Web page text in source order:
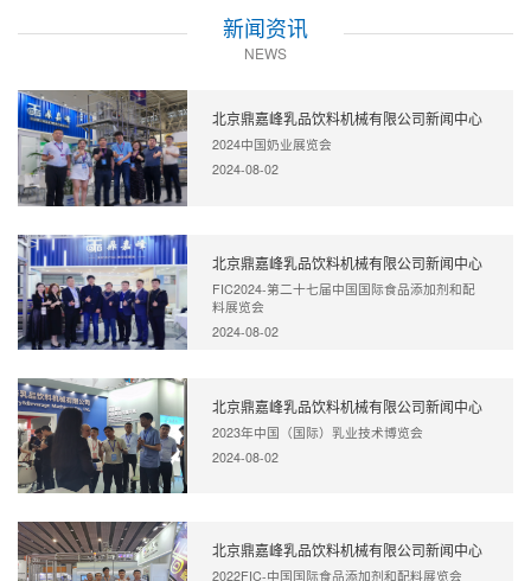
新闻资讯
NEWS
北京鼎嘉峰乳品饮料机械有限公司新闻中心
2024中国奶业展览会
2024-08-02
北京鼎嘉峰乳品饮料机械有限公司新闻中心
FIC2024-第二十七届中国国际食品添加剂和配
料展览会
2024-08-02
北京鼎嘉峰乳品饮料机械有限公司新闻中心
2023年中国（国际）乳业技术博览会
2024-08-02
北京鼎嘉峰乳品饮料机械有限公司新闻中心
2022FIC-中国国际食品添加剂和配料展览会